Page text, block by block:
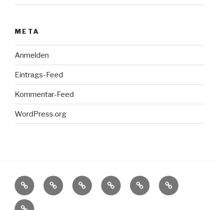
META
Anmelden
Eintrags-Feed
Kommentar-Feed
WordPress.org
Die
Ungarndeutschen
Wir
über
Unser
ehrenamtliches
Unser
Förderverein
Unsere
aktuellen
Fakten-
Check
Impressum